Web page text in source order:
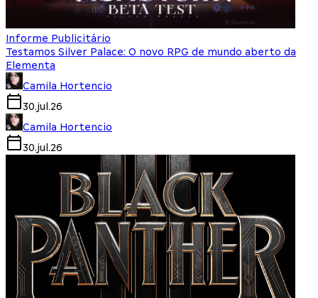
Informe Publicitário
Testamos Silver Palace: O novo RPG de mundo aberto da
Elementa
Camila Hortencio
30.jul.26
Camila Hortencio
30.jul.26